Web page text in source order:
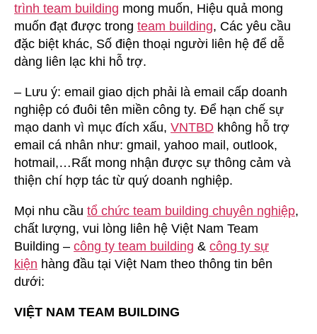
trình team building mong muốn, Hiệu quả mong
muốn đạt được trong team building, Các yêu cầu
đặc biệt khác, Số điện thoại người liên hệ để dễ
dàng liên lạc khi hỗ trợ.
– Lưu ý: email giao dịch phải là email cấp doanh
nghiệp có đuôi tên miền công ty. Để hạn chế sự
mạo danh vì mục đích xấu, VNTBD không hỗ trợ
email cá nhân như: gmail, yahoo mail, outlook,
hotmail,…Rất mong nhận được sự thông cảm và
thiện chí hợp tác từ quý doanh nghiệp.
Mọi nhu cầu tổ chức team building chuyên nghiệp,
chất lượng, vui lòng liên hệ Việt Nam Team
Building – công ty team building & công ty sự
kiện hàng đầu tại Việt Nam theo thông tin bên
dưới:
VIỆT NAM TEAM BUILDING